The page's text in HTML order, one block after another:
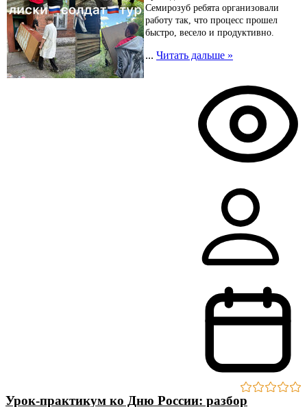
Семирозуб ребята организовали
работу так, что процесс прошел
быстро, весело и продуктивно.
... Читать дальше »
Урок-практикум ко Дню России: разбор